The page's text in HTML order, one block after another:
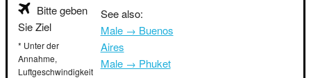
Bitte geben
Sie Ziel
* Unter der
Annahme,
Luftgeschwindigkeit
See also:
Male → Buenos
Aires
Male → Phuket